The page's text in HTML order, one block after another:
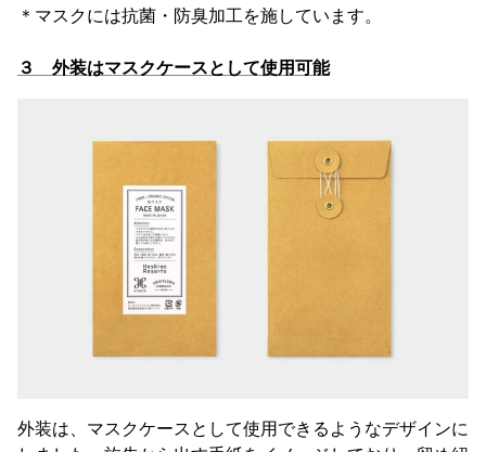
＊マスクには抗菌・防臭加工を施しています。
３ 外装はマスクケースとして使用可能
外装は、マスクケースとして使用できるようなデザインに